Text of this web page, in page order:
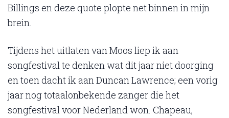
Billings en deze quote plopte net binnen in mijn
brein.
Tijdens het uitlaten van Moos liep ik aan
songfestival te denken wat dit jaar niet doorging
en toen dacht ik aan Duncan Lawrence; een vorig
jaar nog totaalonbekende zanger die het
songfestival voor Nederland won. Chapeau,